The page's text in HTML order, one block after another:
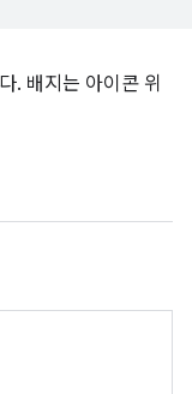
. 배지는 아이콘 위